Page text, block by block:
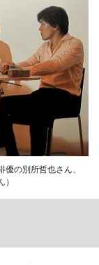
の別所哲也さん、